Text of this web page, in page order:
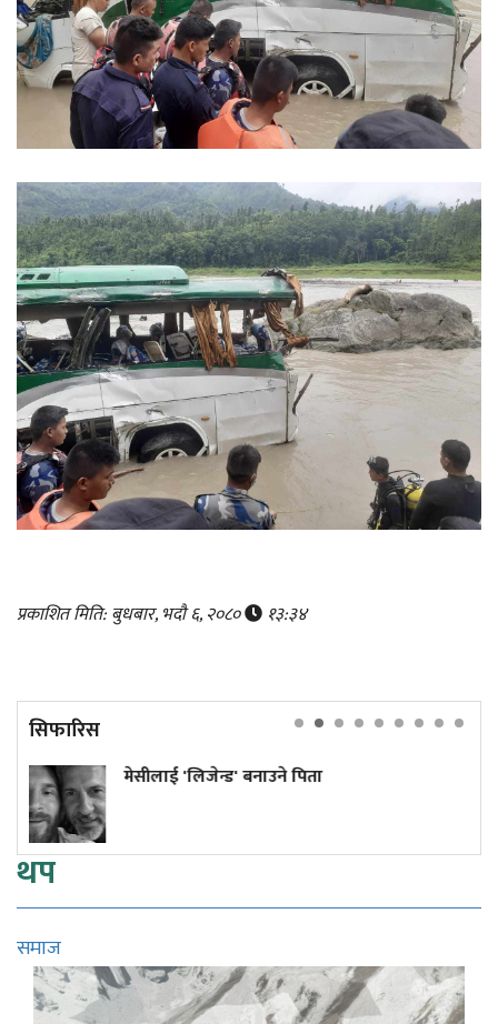
प्रकाशित मिति: बुधबार, भदौ ६, २०८० १३:३४
सिफारिस
बनाउने पिता
थप
समाज